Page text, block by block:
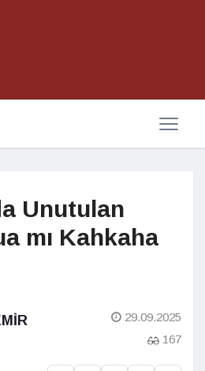
Unutulan
mı Kahkaha
29.09.2025
167